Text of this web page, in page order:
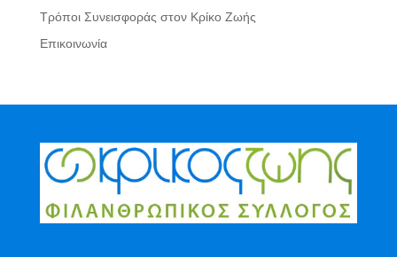
Τρόποι Συνεισφοράς στον Κρίκο Ζωής
Επικοινωνία